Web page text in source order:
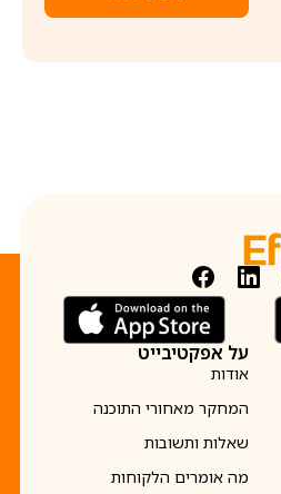
על אפקטיבייט
אודות
המחקר מאחורי התוכנה
שאלות ותשובות
מה אומרים הלקוחות